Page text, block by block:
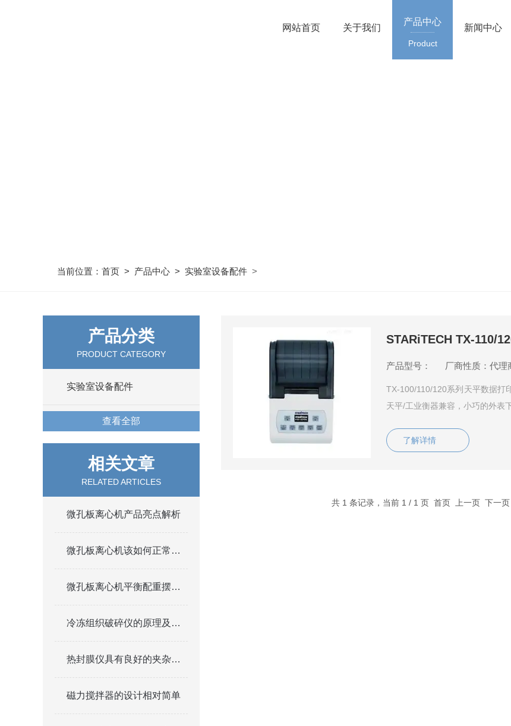
网站首页 关于我们
产品中心
Product
新闻中心
当前位置： 首页 > 产品中心 > 实验室设备配件 >
产品分类
PRODUCT CATEGORY
实验室设备配件
查看全部
相关文章
RELATED ARTICLES
微孔板离心机产品亮点解析
微孔板离心机该如何正常的保养与维护？
微孔板离心机平衡配重摆放规范
冷冻组织破碎仪的原理及特点
热封膜仪具有良好的夹杂物热封性
磁力搅拌器的设计相对简单
STARiTECH TX-110/
产品型号： 厂商性质：代理
TX-100/110/120系列天平数据打
天平/工业衡器兼容，小巧的外表
了解详情
共 1 条记录，当前 1 / 1 页 首页 上一页 下一